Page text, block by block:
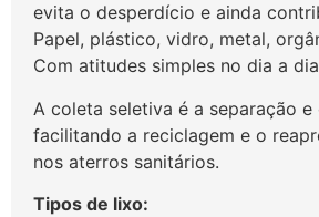
evita o desperdício e ainda
Papel, plástico, vidro, metal,
Com atitudes simples no dia a
A coleta seletiva é a separação
facilitando a reciclagem e o
nos aterros sanitários.
Tipos de lixo: